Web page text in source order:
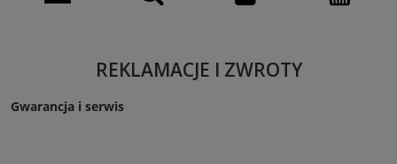
REKLAMACJE I ZWROTY
Gwarancja i serwis